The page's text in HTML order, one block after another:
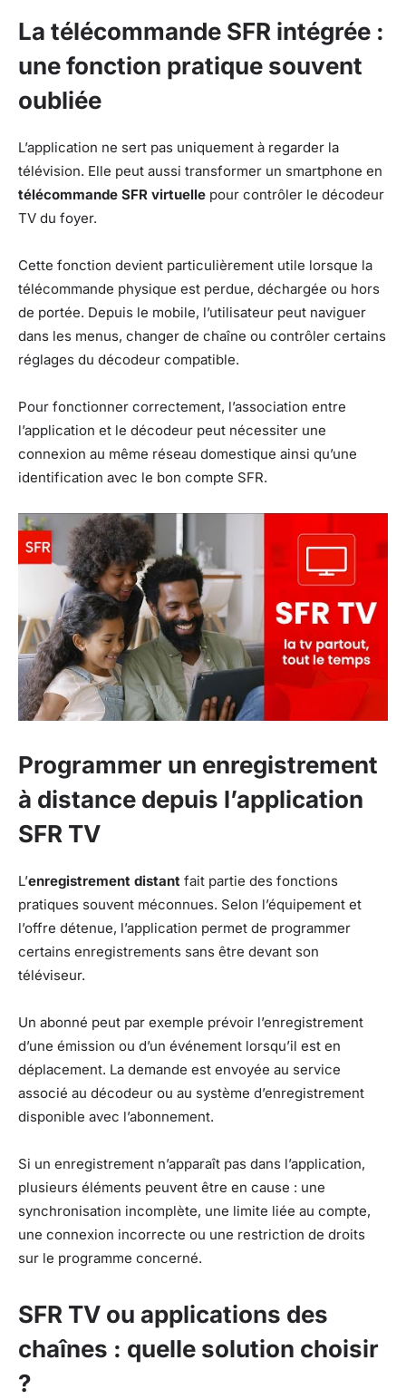
La télécommande SFR intégrée :
une fonction pratique souvent
oubliée
L’application ne sert pas uniquement à regarder la
télévision. Elle peut aussi transformer un smartphone en
télécommande SFR virtuelle pour contrôler le décodeur
TV du foyer.
Cette fonction devient particulièrement utile lorsque la
télécommande physique est perdue, déchargée ou hors
de portée. Depuis le mobile, l’utilisateur peut naviguer
dans les menus, changer de chaîne ou contrôler certains
réglages du décodeur compatible.
Pour fonctionner correctement, l’association entre
l’application et le décodeur peut nécessiter une
connexion au même réseau domestique ainsi qu’une
identification avec le bon compte SFR.
Programmer un enregistrement
à distance depuis l’application
SFR TV
L’enregistrement distant fait partie des fonctions
pratiques souvent méconnues. Selon l’équipement et
l’offre détenue, l’application permet de programmer
certains enregistrements sans être devant son
téléviseur.
Un abonné peut par exemple prévoir l’enregistrement
d’une émission ou d’un événement lorsqu’il est en
déplacement. La demande est envoyée au service
associé au décodeur ou au système d’enregistrement
disponible avec l’abonnement.
Si un enregistrement n’apparaît pas dans l’application,
plusieurs éléments peuvent être en cause : une
synchronisation incomplète, une limite liée au compte,
une connexion incorrecte ou une restriction de droits
sur le programme concerné.
SFR TV ou applications des
chaînes : quelle solution choisir
?